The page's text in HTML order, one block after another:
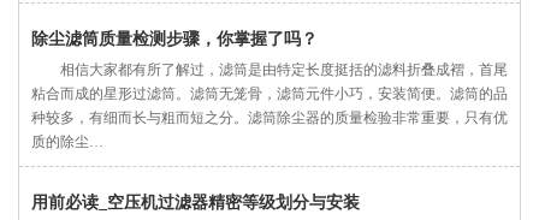
除尘滤筒质量检测步骤，你掌握了吗？
相信大家都有所了解过，滤筒是由特定长度挺括的滤料折叠成褶，首尾
粘合而成的星形过滤筒。滤筒无笼骨，滤筒元件小巧，安装简便。滤筒的品
种较多，有细而长与粗而短之分。滤筒除尘器的质量检验非常重要，只有优
质的除尘…
用前必读_空压机过滤器精密等级划分与安装